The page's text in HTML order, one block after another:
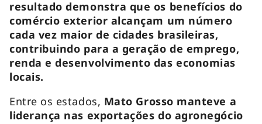
resultado demonstra que os benefícios do
comércio exterior alcançam um número
cada vez maior de cidades brasileiras,
contribuindo para a geração de emprego,
renda e desenvolvimento das economias
locais.
Entre os estados, Mato Grosso manteve a
liderança nas exportações do agronegócio